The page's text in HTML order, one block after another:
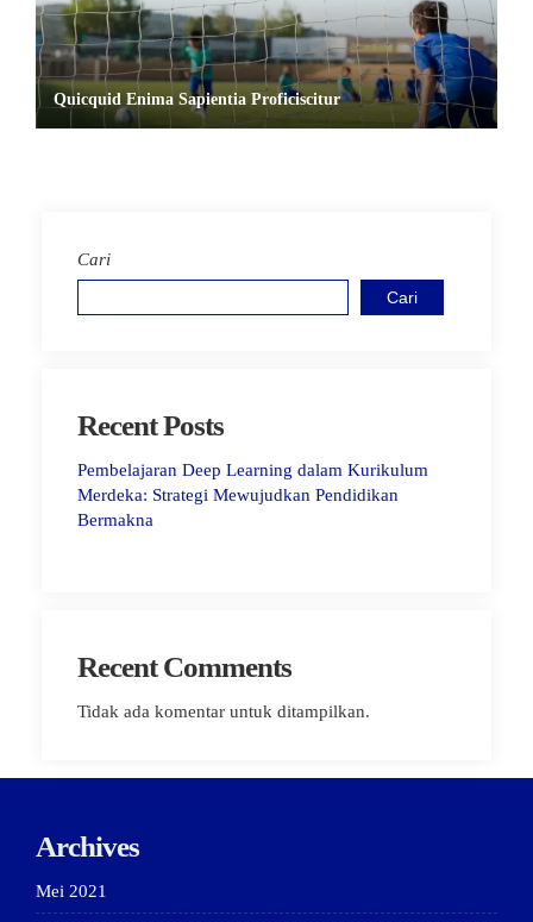
Quicquid Enima Sapientia Proficiscitur
Cari
Cari
Recent Posts
Pembelajaran Deep Learning dalam Kurikulum
Merdeka: Strategi Mewujudkan Pendidikan
Bermakna
Recent Comments
Tidak ada komentar untuk ditampilkan.
Archives
Mei 2021